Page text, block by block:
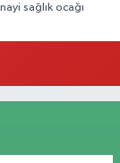
sağlık ocağı